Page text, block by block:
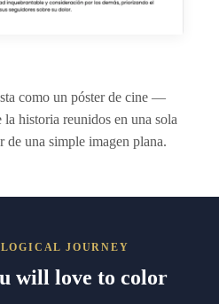
como un póster de cine —
historia reunidos en una sola
de una simple imagen plana.
JOURNEY
will love to color